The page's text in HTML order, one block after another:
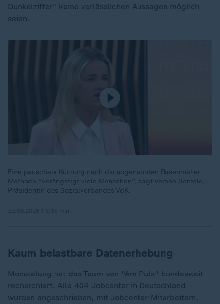
Dunkelziffer" keine verlässlichen Aussagen möglich
seien.
Eine pauschale Kürzung nach der sogenannten Rasenmäher-
Methode "verängstigt viele Menschen", sagt Verena Bentele,
Präsidentin des Sozialverbandes VdK.
Kaum belastbare Datenerhebung
Monatelang hat das Team von "Am Puls" bundesweit
recherchiert. Alle 404 Jobcenter in Deutschland
wurden angeschrieben, mit Jobcenter-Mitarbeitern,